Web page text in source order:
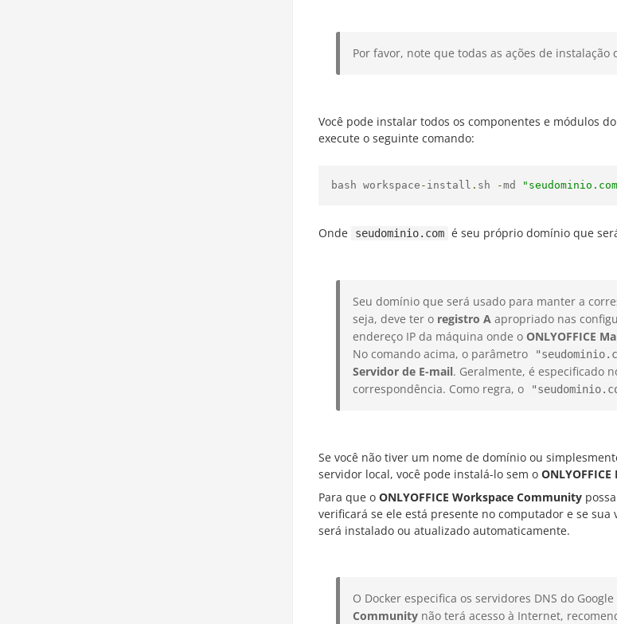
Por favor, note que todas as ações de
Você pode instalar todos os componentes e módulos do
execute o seguinte comando:
bash workspace - install . sh -md
Onde seudominio.com é seu próprio domínio que
Seu domínio que será usado para manter a
seja, deve ter o registro A apropriado nas
endereço IP da máquina onde o ONLYOFFICE
No comando acima, o parâmetro
Servidor de E-mail. Geralmente, é especificado
correspondência. Como regra, o
Se você não tiver um nome de domínio ou
servidor local, você pode instalá-lo sem o ONLYOFFICE
Para que o ONLYOFFICE Workspace Community
verificará se ele está presente no computador e se
será instalado ou atualizado automaticamente.
O Docker especifica os servidores DNS do
Community não terá acesso à Internet,